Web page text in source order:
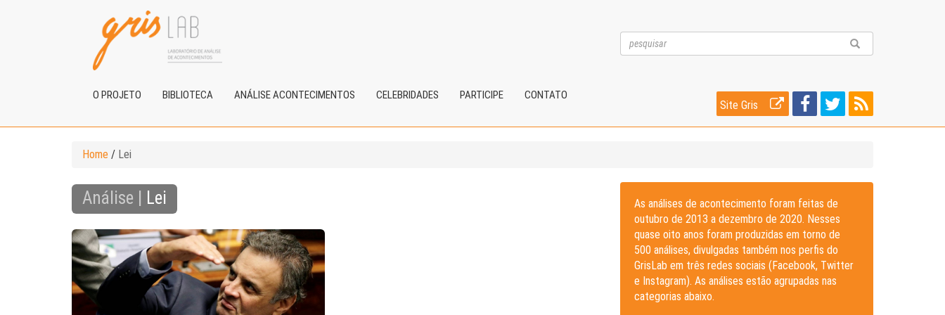
O PROJETO BIBLIOTECA ANÁLISE ACONTECIMENTOS CELEBRIDADES PARTICIPE CONTATO
Site Gris
Home / Lei
Análise | Lei
As análises de acontecimento foram feitas de
outubro de 2013 a dezembro de 2020. Nesses
quase oito anos foram produzidas em torno de
500 análises, divulgadas também nos perfis do
GrisLab em três redes sociais (Facebook, Twitter
e Instagram). As análises estão agrupadas nas
categorias abaixo.